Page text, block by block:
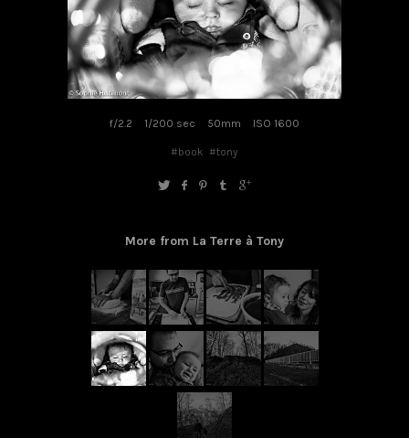
f/2.2 1/200 sec 50mm ISO 1600
#book #tony
More from La Terre à Tony